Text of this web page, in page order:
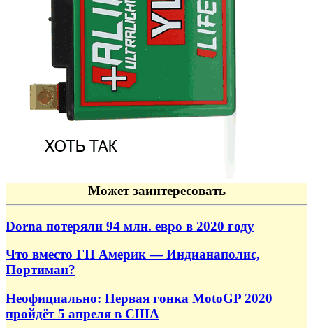
Может заинтересовать
Dorna потеряли 94 млн. евро в 2020 году
Что вместо ГП Америк — Индианаполис,
Портиман?
Неофициально: Первая гонка MotoGP 2020
пройдёт 5 апреля в США